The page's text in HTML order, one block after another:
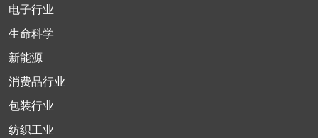
电子行业
生命科学
新能源
消费品行业
包装行业
纺织工业